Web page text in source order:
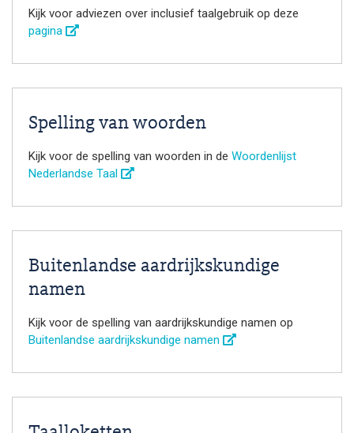
Kijk voor adviezen over inclusief taalgebruik op deze
pagina
Spelling van woorden
Kijk voor de spelling van woorden in de Woordenlijst
Nederlandse Taal
Buitenlandse aardrijkskundige
namen
Kijk voor de spelling van aardrijkskundige namen op
Buitenlandse aardrijkskundige namen